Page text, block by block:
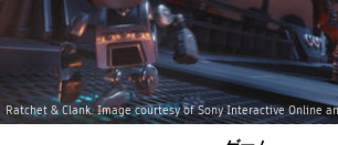
Ratchet & Clank. Image courtesy of Sony Interactive Online